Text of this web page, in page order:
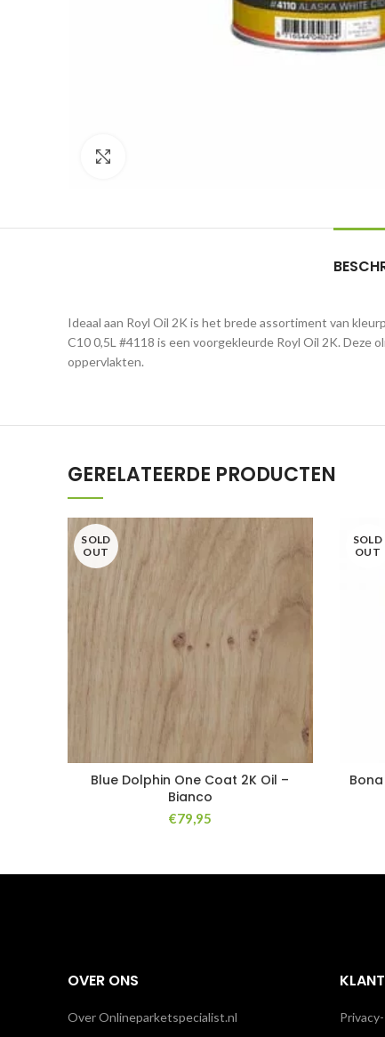
Ideaal aan Royl Oil 2K is het brede assortiment van
C10 0,5L #4118 is een voorgekleurde Royl Oil 2K. Deze
oppervlakten.
GERELATEERDE PRODUCTEN
SOLD
OUT
Blue Dolphin One Coat 2K Oil –
Bianco
€79,95
SOLD
OUT
OVER ONS
Over Onlineparketspecialist.nl